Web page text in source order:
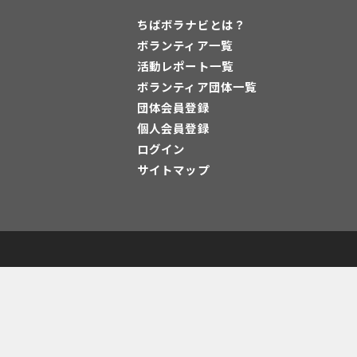
ちばボラナビとは？
ボランティア一覧
活動レポート一覧
ボランティア団体一覧
団体会員登録
個人会員登録
ログイン
サイトマップ